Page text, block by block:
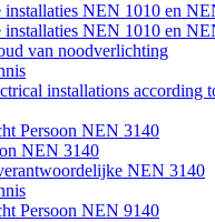
installaties NEN 1010 en
installaties NEN 1010 en
van noodverlichting
installations
Persoon NEN 3140
NEN 3140
NEN 3140
Persoon NEN 9140